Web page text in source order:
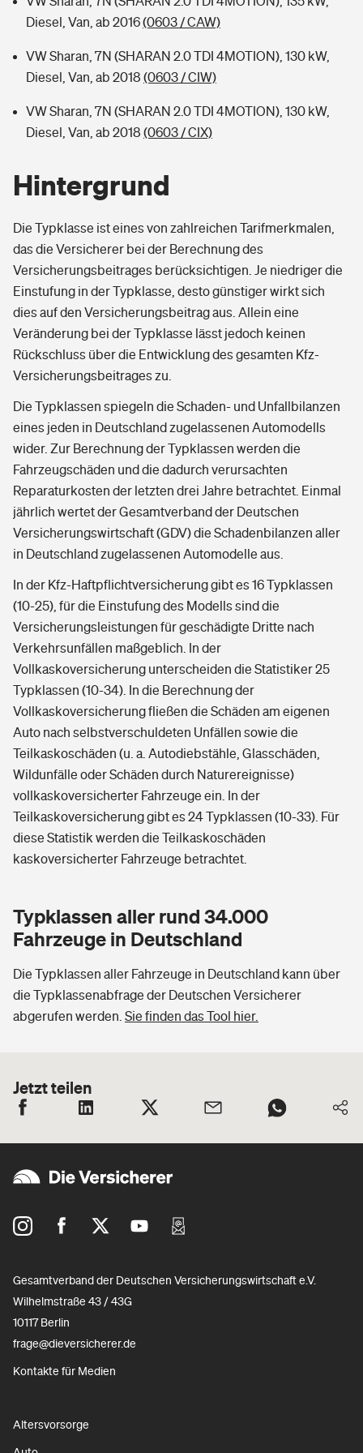
Diesel, Van, ab 2016(0603 / CAW)
VW Sharan, 7N (SHARAN 2.0 TDI 4MOTION), 130 kW,
Diesel, Van, ab 2018 (0603 / CIW)
VW Sharan, 7N (SHARAN 2.0 TDI 4MOTION), 130 kW,
Diesel, Van, ab 2018 (0603 / CIX)
Hintergrund
Die Typklasse ist eines von zahlreichen Tarifmerkmalen,
das die Versicherer bei der Berechnung des
Versicherungsbeitrages berücksichtigen. Je niedriger die
Einstufung in der Typklasse, desto günstiger wirkt sich
dies auf den Versicherungsbeitrag aus. Allein eine
Veränderung bei der Typklasse lässt jedoch keinen
Rückschluss über die Entwicklung des gesamten Kfz-
Versicherungsbeitrages zu.
Die Typklassen spiegeln die Schaden- und Unfallbilanzen
eines jeden in Deutschland zugelassenen Automodells
wider. Zur Berechnung der Typklassen werden die
Fahrzeugschäden und die dadurch verursachten
Reparaturkosten der letzten drei Jahre betrachtet. Einmal
jährlich wertet der Gesamtverband der Deutschen
Versicherungswirtschaft (GDV) die Schadenbilanzen aller
in Deutschland zugelassenen Automodelle aus.
In der Kfz-Haftpflichtversicherung gibt es 16 Typklassen
(10-25), für die Einstufung des Modells sind die
Versicherungsleistungen für geschädigte Dritte nach
Verkehrsunfällen maßgeblich. In der
Vollkaskoversicherung unterscheiden die Statistiker 25
Typklassen (10-34). In die Berechnung der
Vollkaskoversicherung fließen die Schäden am eigenen
Auto nach selbstverschuldeten Unfällen sowie die
Teilkaskoschäden (u. a. Autodiebstähle, Glasschäden,
Wildunfälle oder Schäden durch Naturereignisse)
vollkaskoversicherter Fahrzeuge ein. In der
Teilkaskoversicherung gibt es 24 Typklassen (10-33). Für
diese Statistik werden die Teilkaskoschäden
kaskoversicherter Fahrzeuge betrachtet.
Typklassen aller rund 34.000
Fahrzeuge in Deutschland
Die Typklassen aller Fahrzeuge in Deutschland kann über
die Typklassenabfrage der Deutschen Versicherer
abgerufen werden. Sie finden das Tool hier.
Jetzt teilen
Gesamtverband der Deutschen Versicherungswirtschaft e.V.
Wilhelmstraße 43 / 43G
10117 Berlin
frage@dieversicherer.de
Kontakte für Medien
Altersvorsorge